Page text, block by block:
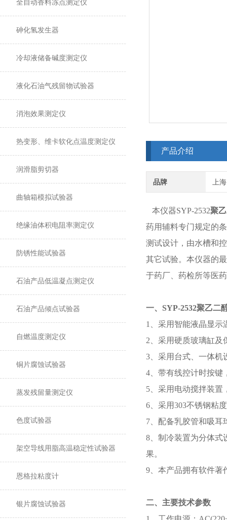
全自动香料冻点测定仪
砷化氢发生器
冷却液储备碱度测定仪
液化石油气残留物试验器
消泡效果测定仪
热变形、维卡软化点温度测定仪
润滑脂剪切器
曲轴箱模拟试验器
绝缘油体积电阻率测定仪
防锈性能试验器
石油产品低温凝点测定仪
石油产品倾点试验器
自燃温度测定仪
铜片腐蚀试验器
蒸发残留量测定仪
色度试验器
架空导线用脂高温稳定性试验器
恩格拉粘度计
银片腐蚀试验器
产品介绍
品牌 上
本仪器SYP-2532聚
药用辅料专门规定的
测试设计，由水槽和
其它试验。本仪器的
于药厂、药检所等医
一、SYP-2532聚乙二
1、采用智能液晶显
2、采用硬质玻璃缸及
3、采用台式、一体机
4、带有线控计时按键
5、采用电动搅拌装置
6、采用303不锈钢粘
7、配备乳胶管和吸耳
8、制冷装置为分体式
果。
9、本产品拥有软件著
二、主要技术参数